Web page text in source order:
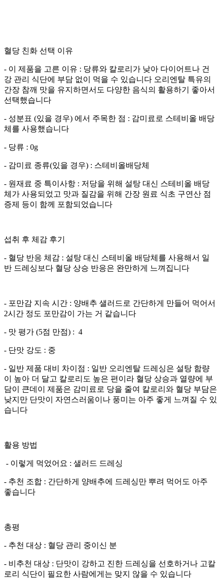
혈당 친화 선택 이유
- 이 제품을 고른 이유 : 당류와 칼로리가 낮아 다이어트나 건
강 관리 식단에 부담 없이 먹을 수 있습니다 오리엔탈 특유의
간장 참깨 맛을 유지하면서도 다양한 음식의 활용하기 좋아서
선택했습니다
- 성분표 (있을 경우) 에서 주목한 점 : 감미료로 스테비올 배당
체를 사용했습니다
- 당류 : 0g
- 감미료 종류(있을 경우) : 스테비올배당체
- 원재료 중 특이사항 : 저당을 위해 설탕 대신 스테비올 배당
체가 사용되었고 맛과 질감을 위해 간장 원료 식초 구연산 점
증제 등이 함께 포함되었습니다
섭취 후 체감 후기
- 혈당 반응 체감 : 설탕 대신 스테비올 배당체를 사용해서 일
반 드레싱보다 혈당 상승 반응은 완만하게 느껴집니다
- 포만감 지속 시간 : 양배추 샐러드로 간단하게 만들어 먹어서
2시간 정도 포만감이 가는 거 같습니다
- 맛 평가 (5점 만점) : 4
- 단맛 강도 : 중
- 일반 제품 대비 차이점 : 일반 오리엔탈 드레싱은 설탕 함량
이 높아 더 달고 칼로리도 높은 편이라 혈당 상승과 열량에 부
담이 큰데이 제품은 감미료로 당을 줄여 칼로리와 혈당 부담은
낮지만 단맛이 자연스러움이나 풍미는 아주 좋게 느껴질 수 있
습니다
활용 방법
- 이렇게 먹었어요 : 샐러드 드레싱
- 추천 조합 : 간단하게 양배추에 드레싱만 뿌려 먹어도 아주
좋습니다
총평
- 추천 대상 : 혈당 관리 중이신 분
- 비추천 대상 : 단맛이 강하고 진한 드레싱을 선호하거나 고칼
로리 식단이 필요한 사람에게는 맞지 않을 수 있습니다